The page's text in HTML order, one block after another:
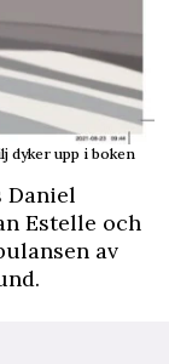
dyker upp i boken
Daniel
Estelle och
av